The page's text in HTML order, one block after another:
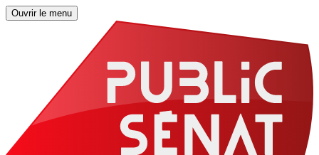
Ouvrir le menu